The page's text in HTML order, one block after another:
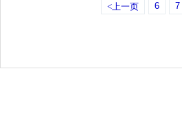
<上一页 6 7